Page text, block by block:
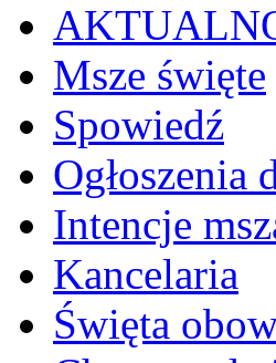
Msze święte
Spowiedź
Ogłoszenia
Intencje
Kancelaria
Święta